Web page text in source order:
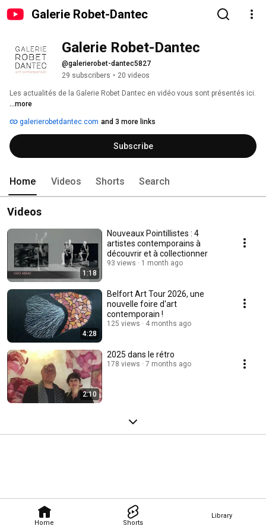
Galerie Robet-Dantec
Home Shorts
Library
Galerie Robet-Dantec
@galerierobet-dantec5827
29 subscribers • 20 videos
...more
galerierobetdantec.com and 3 more links
Subscribe
Home Videos Shorts Search
Videos
1:18
Nouveaux Pointillistes : 4
artistes contemporains à
découvrir et à collectionner
93 views 1 month ago
4:28
Belfort Art Tour 2026, une
nouvelle foire d'art
contemporain !
125 views 4 months ago
2:10
2025 dans le rétro
178 views 7 months ago